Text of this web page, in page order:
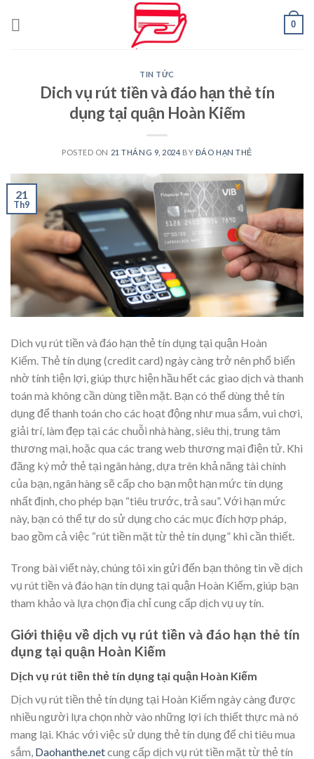
0
TIN TỨC
Dich vụ rút tiền và đáo hạn thẻ tín
dụng tại quận Hoàn Kiếm
POSTED ON 21 THÁNG 9, 2024 BY ĐÁO HẠN THẺ
21
Th9
Dich vụ rút tiền và đáo hạn thẻ tín dụng tại quận Hoàn
Kiếm. Thẻ tín dụng (credit card) ngày càng trở nên phổ biến
nhờ tính tiện lợi, giúp thực hiện hầu hết các giao dịch và thanh
toán mà không cần dùng tiền mặt. Bạn có thể dùng thẻ tín
dụng để thanh toán cho các hoạt động như mua sắm, vui chơi,
giải trí, làm đẹp tại các chuỗi nhà hàng, siêu thị, trung tâm
thương mại, hoặc qua các trang web thương mại điện tử. Khi
đăng ký mở thẻ tại ngân hàng, dựa trên khả năng tài chính
của bạn, ngân hàng sẽ cấp cho bạn một hạn mức tín dụng
nhất định, cho phép bạn “tiêu trước, trả sau”. Với hạn mức
này, bạn có thể tự do sử dụng cho các mục đích hợp pháp,
bao gồm cả việc “rút tiền mặt từ thẻ tín dụng” khi cần thiết.
Trong bài viết này, chúng tôi xin gửi đến bạn thông tin về dịch
vụ rút tiền và đáo hạn tín dụng tại quận Hoàn Kiếm, giúp bạn
tham khảo và lựa chọn địa chỉ cung cấp dịch vụ uy tín.
Giới thiệu về dịch vụ rút tiền và đáo hạn thẻ tín
dụng tại quận Hoàn Kiếm
Dịch vụ rút tiền thẻ tín dụng tại quận Hoàn Kiếm
Dịch vụ rút tiền thẻ tín dụng tại Hoàn Kiếm ngày càng được
nhiều người lựa chọn nhờ vào những lợi ích thiết thực mà nó
mang lại. Khác với việc sử dụng thẻ tín dụng để chi tiêu mua
sắm, Daohanthe.netcung cấp dịch vụ rút tiền mặt từ thẻ tín